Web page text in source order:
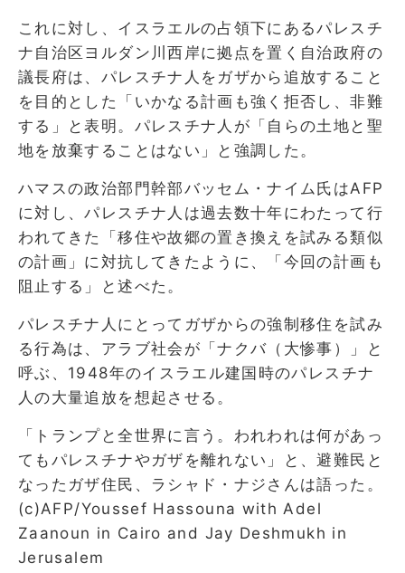
これに対し、イスラエルの占領下にあるパレスチ
ナ自治区ヨルダン川西岸に拠点を置く自治政府の
議長府は、パレスチナ人をガザから追放すること
を目的とした「いかなる計画も強く拒否し、非難
する」と表明。パレスチナ人が「自らの土地と聖
地を放棄することはない」と強調した。
ハマスの政治部門幹部バッセム・ナイム氏はAFP
に対し、パレスチナ人は過去数十年にわたって行
われてきた「移住や故郷の置き換えを試みる類似
の計画」に対抗してきたように、「今回の計画も
阻止する」と述べた。
パレスチナ人にとってガザからの強制移住を試み
る行為は、アラブ社会が「ナクバ（大惨事）」と
呼ぶ、1948年のイスラエル建国時のパレスチナ
人の大量追放を想起させる。
「トランプと全世界に言う。われわれは何があっ
てもパレスチナやガザを離れない」と、避難民と
なったガザ住民、ラシャド・ナジさんは語った。
(c)AFP/Youssef Hassouna with Adel
Zaanoun in Cairo and Jay Deshmukh in
Jerusalem